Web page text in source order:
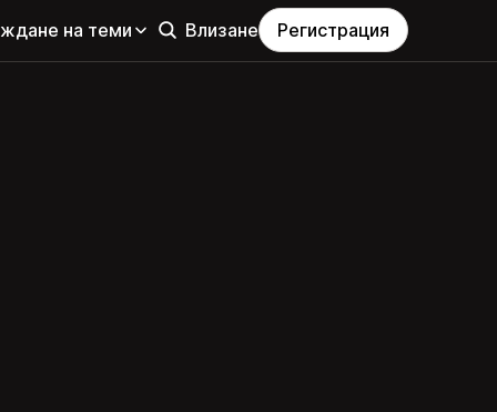
на теми Влизане Регистрация